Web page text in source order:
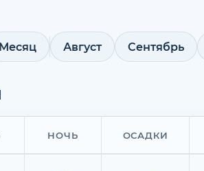
Месяц Август Сентябрь
НОЧЬ ОСАДКИ